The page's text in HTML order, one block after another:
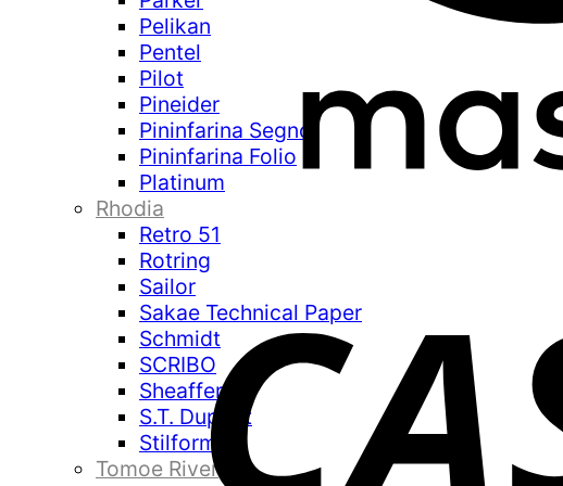
Pelikan
Pentel
Pilot
Pineider
Pininfarina Segno
Pininfarina Folio
Platinum
Rhodia
Retro 51
Rotring
Sailor
Sakae Technical Paper
Schmidt
SCRIBO
Sheaffer
S.T. Dupont
Stilform
Tomoe River